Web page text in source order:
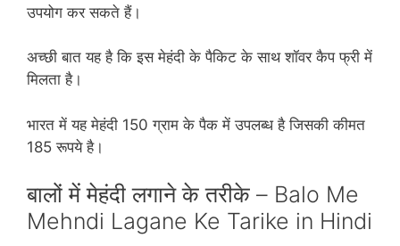
उपयोग कर सकते हैं।
अच्‍छी बात यह है‍ कि इस मेहंदी के पैकिट के साथ शॉवर कैप फ्री में
मिलता है।
भारत में यह मेहंदी 150 ग्राम के पैक में उपलब्‍ध है जिसकी कीमत
185 रूपये है।
बालों में मेहंदी लगाने के तरीके – Balo Me
Mehndi Lagane Ke Tarike in Hindi